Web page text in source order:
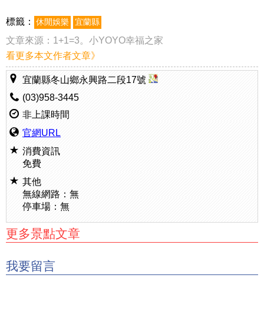
標籤： 休閒娛樂 宜蘭縣
文章來源： 1+1=3。小YOYO幸福之家
看更多本文作者文章》
宜蘭縣冬山鄉永興路二段17號
(03)958-3445
非上課時間
官網URL
消費資訊
免費
其他
無線網路：無
停車場：無
更多景點文章
我要留言